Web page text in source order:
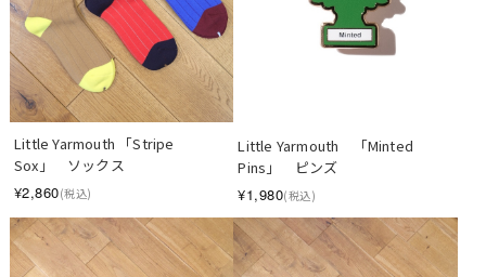
Little Yarmouth 「Stripe
Sox」　ソックス
¥2,860(税込)
Little Yarmouth　「Minted
Pins」　ピンズ
¥1,980(税込)